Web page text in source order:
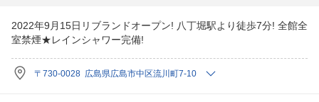
2022年9月15日リブランドオープン! 八丁堀駅より徒歩7分! 全館全
室禁煙★レインシャワー完備!
〒730-0028 広島県広島市中区流川町7-10